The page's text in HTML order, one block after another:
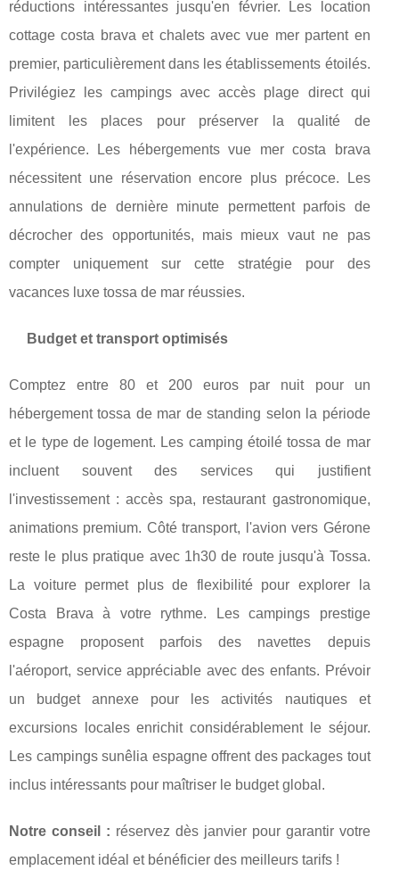
réductions intéressantes jusqu'en février. Les location
cottage costa brava et chalets avec vue mer partent en
premier, particulièrement dans les établissements étoilés.
Privilégiez les campings avec accès plage direct qui
limitent les places pour préserver la qualité de
l'expérience. Les hébergements vue mer costa brava
nécessitent une réservation encore plus précoce. Les
annulations de dernière minute permettent parfois de
décrocher des opportunités, mais mieux vaut ne pas
compter uniquement sur cette stratégie pour des
vacances luxe tossa de mar réussies.
Budget et transport optimisés
Comptez entre 80 et 200 euros par nuit pour un
hébergement tossa de mar de standing selon la période
et le type de logement. Les camping étoilé tossa de mar
incluent souvent des services qui justifient
l'investissement : accès spa, restaurant gastronomique,
animations premium. Côté transport, l'avion vers Gérone
reste le plus pratique avec 1h30 de route jusqu'à Tossa.
La voiture permet plus de flexibilité pour explorer la
Costa Brava à votre rythme. Les campings prestige
espagne proposent parfois des navettes depuis
l'aéroport, service appréciable avec des enfants. Prévoir
un budget annexe pour les activités nautiques et
excursions locales enrichit considérablement le séjour.
Les campings sunêlia espagne offrent des packages tout
inclus intéressants pour maîtriser le budget global.
Notre conseil : réservez dès janvier pour garantir votre
emplacement idéal et bénéficier des meilleurs tarifs !